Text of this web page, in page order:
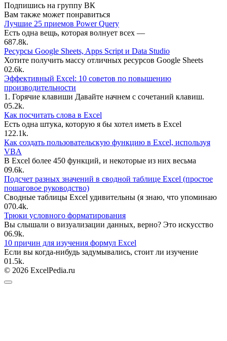
Подпишись на группу ВК
Вам также может понравиться
Лучшие 25 приемов Power Query
Есть одна вещь, которая волнует всех —
687.8k.
Ресурсы Google Sheets, Apps Script и Data Studio
Хотите получить массу отличных ресурсов Google Sheets
02.6k.
Эффективный Excel: 10 советов по повышению
производительности
1. Горячие клавиши Давайте начнем с сочетаний клавиш.
05.2k.
Как посчитать слова в Excel
Есть одна штука, которую я бы хотел иметь в Excel
1 22.1k.
Как создать пользовательскую функцию в Excel, используя
VBA
В Excel более 450 функций, и некоторые из них весьма
09.6k.
Подсчет разных значений в сводной таблице Excel (простое
пошаговое руководство)
Сводные таблицы Excel удивительны (я знаю, что упоминаю
070.4k.
Трюки условного форматирования
Вы слышали о визуализации данных, верно? Это искусство
06.9k.
10 причин для изучения формул Excel
Если вы когда-нибудь задумывались, стоит ли изучение
01.5k.
© 2026 ExcelPedia.ru